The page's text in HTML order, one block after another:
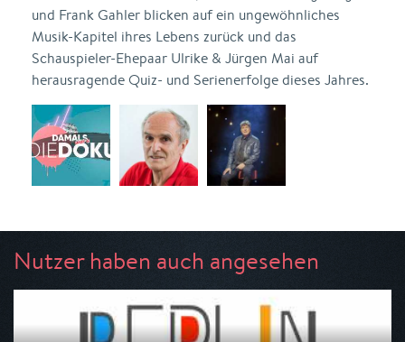
und Frank Gahler blicken auf ein ungewöhnliches
Musik-Kapitel ihres Lebens zurück und das
Schauspieler-Ehepaar Ulrike & Jürgen Mai auf
herausragende Quiz- und Serienerfolge dieses Jahres.
Nutzer haben auch angesehen